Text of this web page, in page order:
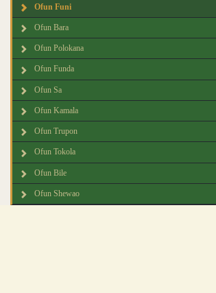
Ofun Funi
Ofun Bara
Ofun Polokana
Ofun Funda
Ofun Sa
Ofun Kamala
Ofun Trupon
Ofun Tokola
Ofun Bile
Ofun Shewao